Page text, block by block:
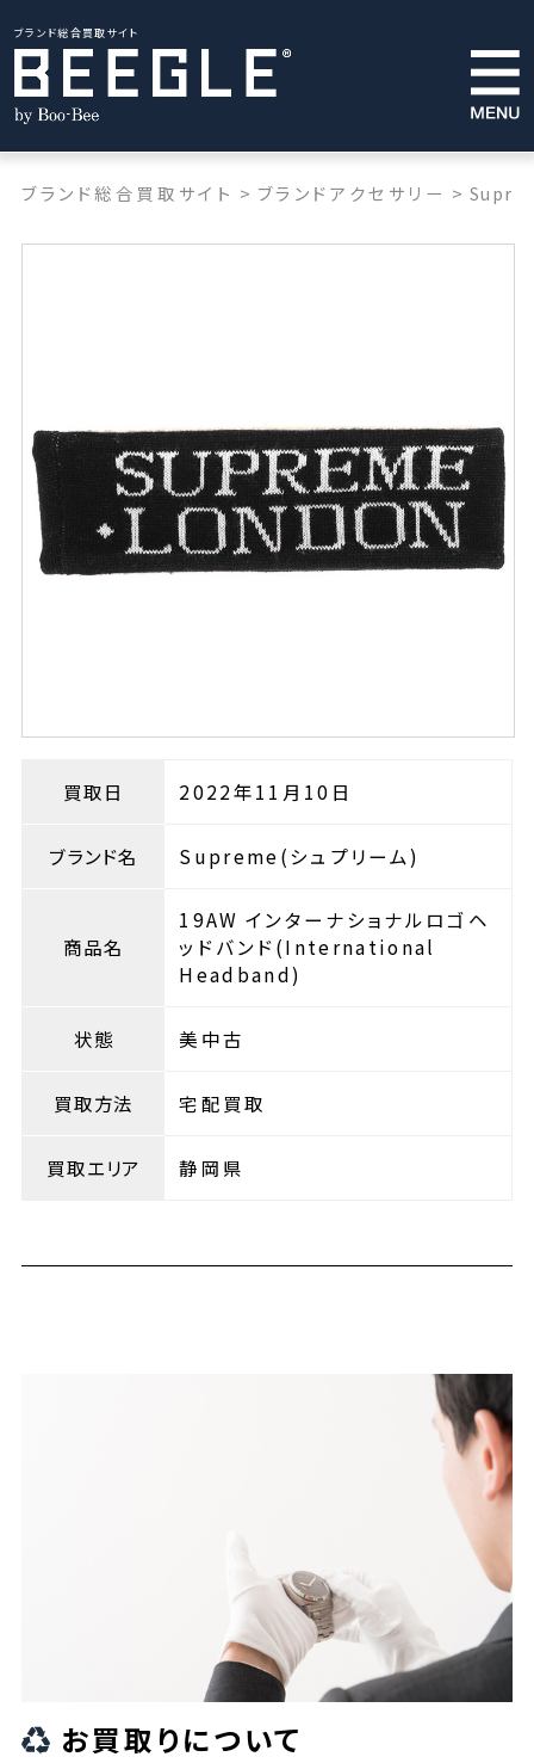
ブランド総合買取サイト
ブランド総合買取サイト > ブランドアクセサリー >
買取日 2022年11月10日
ブランド名 Supreme(シュプリーム)
商品名
19AW インターナショナルロゴヘ
ッドバンド(International
Headband)
状態 美中古
買取方法 宅配買取
買取エリア 静岡県
お買取りについて